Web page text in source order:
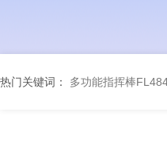
热门关键词： 多功能指挥棒